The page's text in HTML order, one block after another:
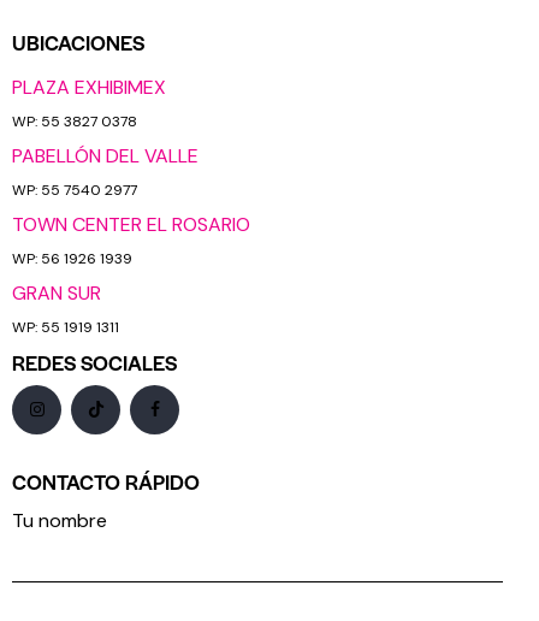
UBICACIONES
PLAZA EXHIBIMEX
WP: 55 3827 0378
PABELLÓN DEL VALLE
WP: 55 7540 2977
TOWN CENTER EL ROSARIO
WP: 56 1926 1939
GRAN SUR
WP: 55 1919 1311
REDES SOCIALES
CONTACTO RÁPIDO
Tu nombre